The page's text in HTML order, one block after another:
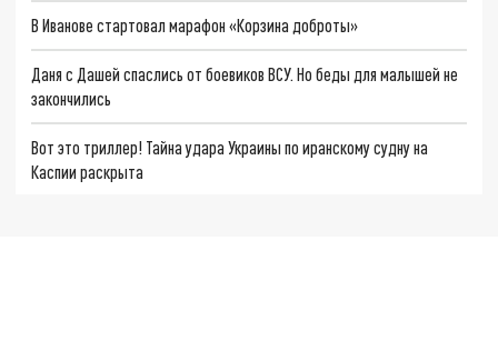
В Иванове стартовал марафон «Корзина доброты»
Даня с Дашей спаслись от боевиков ВСУ. Но беды для малышей не
закончились
Вот это триллер! Тайна удара Украины по иранскому судну на
Каспии раскрыта